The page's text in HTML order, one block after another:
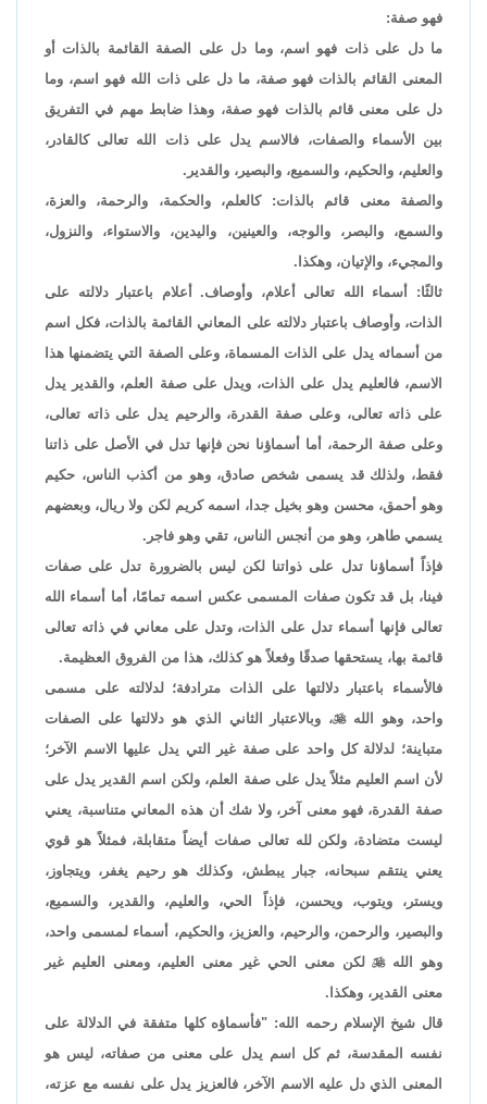
فهو صفة:
ما دل على ذات فهو اسم، وما دل على الصفة القائمة بالذات أو
المعنى القائم بالذات فهو صفة، ما دل على ذات الله فهو اسم، وما
دل على معنى قائم بالذات فهو صفة، وهذا ضابط مهم في التفريق
بين الأسماء والصفات، فالاسم يدل على ذات الله تعالى كالقادر،
والعليم، والحكيم، والسميع، والبصير، والقدير.
والصفة معنى قائم بالذات: كالعلم، والحكمة، والرحمة، والعزة،
والسمع، والبصر، والوجه، والعينين، واليدين، والاستواء، والنزول،
والمجيء، والإتيان، وهكذا.
ثالثًا: أسماء الله تعالى أعلام، وأوصاف. أعلام باعتبار دلالته على
الذات، وأوصاف باعتبار دلالته على المعاني القائمة بالذات، فكل اسم
من أسمائه يدل على الذات المسماة، وعلى الصفة التي يتضمنها هذا
الاسم، فالعليم يدل على الذات، ويدل على صفة العلم، والقدير يدل
على ذاته تعالى، وعلى صفة القدرة، والرحيم يدل على ذاته تعالى،
وعلى صفة الرحمة، أما أسماؤنا نحن فإنها تدل في الأصل على ذاتنا
فقط، ولذلك قد يسمى شخص صادق، وهو من أكذب الناس، حكيم
وهو أحمق، محسن وهو بخيل جدا، اسمه كريم لكن ولا ريال، وبعضهم
يسمي طاهر، وهو من أنجس الناس، تقي وهو فاجر.
فإذاً أسماؤنا تدل على ذواتنا لكن ليس بالضرورة تدل على صفات
فينا، بل قد تكون صفات المسمى عكس اسمه تمامًا، أما أسماء الله
تعالى فإنها أسماء تدل على الذات، وتدل على معاني في ذاته تعالى
قائمة بها، يستحقها صدقًا وفعلاً هو كذلك، هذا من الفروق العظيمة.
فالأسماء باعتبار دلالتها على الذات مترادفة؛ لدلالته على مسمى
واحد، وهو الله، وبالاعتبار الثاني الذي هو دلالتها على الصفات
متباينة؛ لدلالة كل واحد على صفة غير التي يدل عليها الاسم الآخر؛
لأن اسم العليم مثلاً يدل على صفة العلم، ولكن اسم القدير يدل على
صفة القدرة، فهو معنى آخر، ولا شك أن هذه المعاني متناسبة، يعني
ليست متضادة، ولكن لله تعالى صفات أيضاً متقابلة، فمثلاً هو قوي
يعني ينتقم سبحانه، جبار يبطش، وكذلك هو رحيم يغفر، ويتجاوز،
ويستر، ويتوب، ويحسن، فإذاً الحي، والعليم، والقدير، والسميع،
والبصير، والرحمن، والرحيم، والعزيز، والحكيم، أسماء لمسمى واحد،
وهو اللهلكن معنى الحي غير معنى العليم، ومعنى العليم غير
معنى القدير، وهكذا.
قال شيخ الإسلام رحمه الله: "فأسماؤه كلها متفقة في الدلالة على
نفسه المقدسة، ثم كل اسم يدل على معنى من صفاته، ليس هو
المعنى الذي دل عليه الاسم الآخر، فالعزيز يدل على نفسه مع عزته،